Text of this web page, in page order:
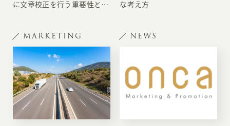
に文章校正を行う重要性と校
な考え方
MARKETING NEWS